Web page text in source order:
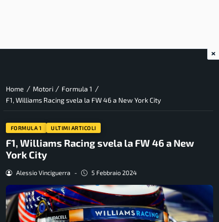
Home / Motori / Formula 1 /
F1, Williams Racing svela la FW 46 a New York City
FORMULA 1 ULTIMI ARTICOLI
F1, Williams Racing svela la FW 46 a New
York City
Alessio Vinciguerra - 5 Febbraio 2024
×